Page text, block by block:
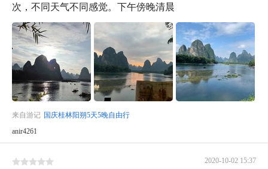
次，不同天气不同感觉。下午傍晚清晨
来自游记 国庆桂林阳朔5天5晚自由行
anir4261
2020-10-02 15:37